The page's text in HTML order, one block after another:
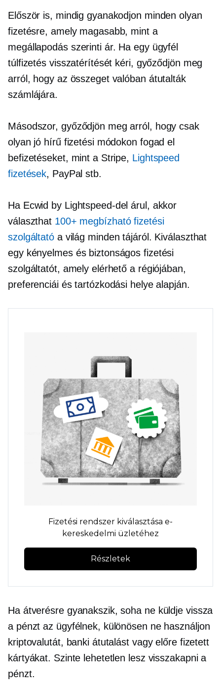
Először is, mindig gyanakodjon minden olyan
fizetésre, amely magasabb, mint a
megállapodás szerinti ár. Ha egy ügyfél
túlfizetés visszatérítését kéri, győződjön meg
arról, hogy az összeget valóban átutalták
számlájára.
Másodszor, győződjön meg arról, hogy csak
olyan jó hírű fizetési módokon fogad el
befizetéseket, mint a Stripe, Lightspeed
fizetések, PayPal stb.
Ha Ecwid by Lightspeed-del árul, akkor
választhat 100+ megbízható fizetési
szolgáltatóa világ minden tájáról. Kiválaszthat
egy kényelmes és biztonságos fizetési
szolgáltatót, amely elérhető a régiójában,
preferenciái és tartózkodási helye alapján.
Fizetési rendszer kiválasztása e-
kereskedelmi üzletéhez
Részletek
Ha átverésre gyanakszik, soha ne küldje vissza
a pénzt az ügyfélnek, különösen ne használjon
kriptovalutát, banki átutalást vagy előre fizetett
kártyákat. Szinte lehetetlen lesz visszakapni a
pénzt.